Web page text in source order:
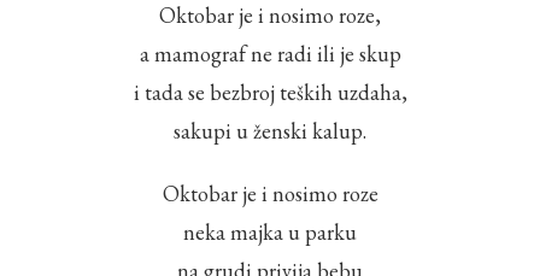
Oktobar je i nosimo roze,
a mamograf ne radi ili je skup
i tada se bezbroj teških uzdaha,
sakupi u ženski kalup.
Oktobar je i nosimo roze
neka majka u parku